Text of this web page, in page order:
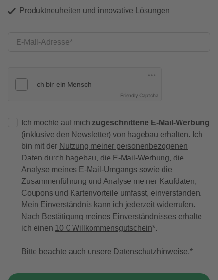
Produktneuheiten und innovative Lösungen
E-Mail-Adresse
Friendly Captcha
Ich möchte auf mich zugeschnittene E-Mail-Werbung
(inklusive den Newsletter) von hagebau erhalten. Ich
bin mit der Nutzung meiner personenbezogenen
Daten durch hagebau, die E-Mail-Werbung, die
Analyse meines E-Mail-Umgangs sowie die
Zusammenführung und Analyse meiner Kaufdaten,
Coupons und Kartenvorteile umfasst, einverstanden.
Mein Einverständnis kann ich jederzeit widerrufen.
Nach Bestätigung meines Einverständnisses erhalte
ich einen 10 € Willkommensgutschein*.
Bitte beachte auch unsere Datenschutzhinweise.